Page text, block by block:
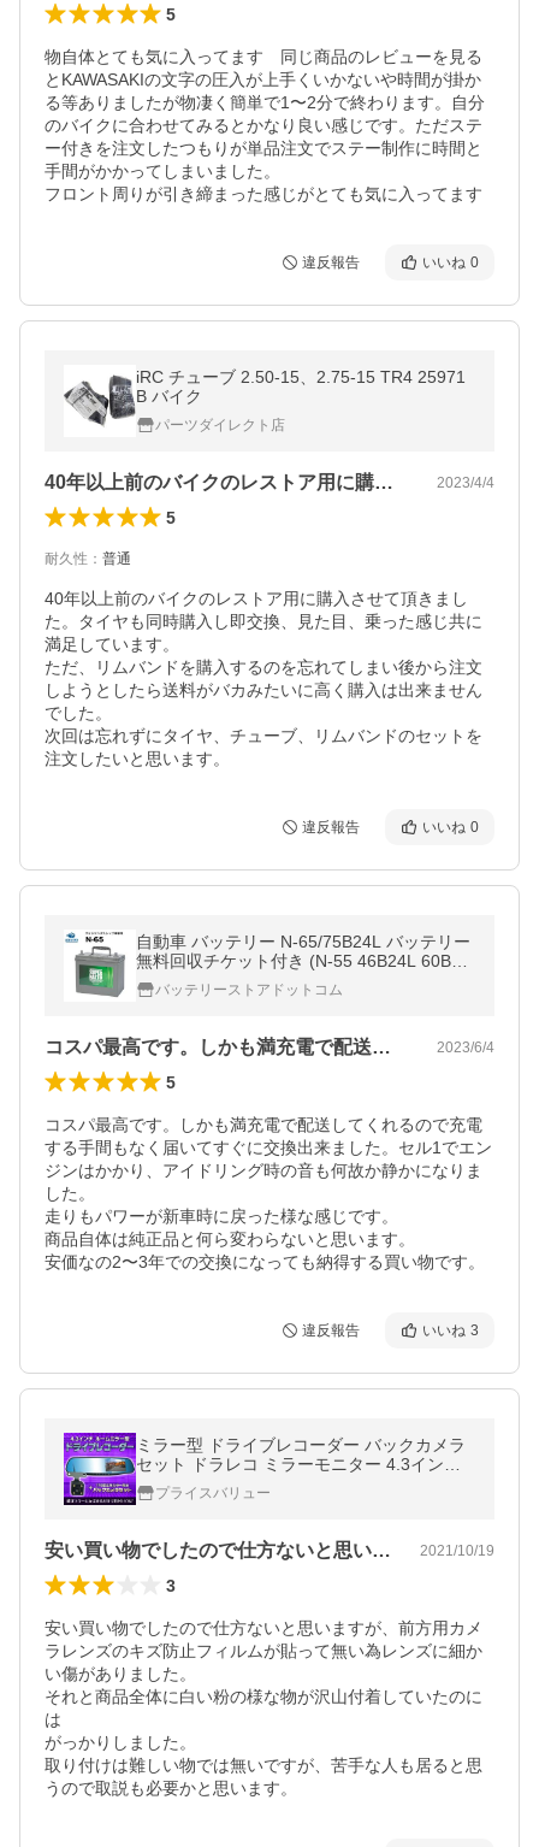
5
物自体とても気に入ってます　同じ商品のレビューを見る
とKAWASAKIの文字の圧入が上手くいかないや時間が掛か
る等ありましたが物凄く簡単で1〜2分で終わります。自分
のバイクに合わせてみるとかなり良い感じです。ただステ
ー付きを注文したつもりが単品注文でステー制作に時間と
手間がかかってしまいました。
フロント周りが引き締まった感じがとても気に入ってます
違反報告 いいね 0
iRC チューブ 2.50-15、2.75-15 TR4 25971
B バイク
パーツダイレクト店
40年以上前のバイクのレストア用に購入… 2023/4/4
5
耐久性 ： 普通
40年以上前のバイクのレストア用に購入させて頂きまし
た。タイヤも同時購入し即交換、見た目、乗った感じ共に
満足しています。
ただ、リムバンドを購入するのを忘れてしまい後から注文
しようとしたら送料がバカみたいに高く購入は出来ません
でした。
次回は忘れずにタイヤ、チューブ、リムバンドのセットを
注文したいと思います。
違反報告 いいね 0
自動車 バッテリー N-65/75B24L バッテリー
無料回収チケット付き (N-55 46B24L 60B24
L 65B24L 75B24L N65 互換) スーパーナッ
ト アイドリングストップ
バッテリーストアドットコム
コスパ最高です。しかも満充電で配送して… 2023/6/4
5
コスパ最高です。しかも満充電で配送してくれるので充電
する手間もなく届いてすぐに交換出来ました。セル1でエン
ジンはかかり、アイドリング時の音も何故か静かになりま
した。
走りもパワーが新車時に戻った様な感じです。
商品自体は純正品と何ら変わらないと思います。
安価なの2〜3年での交換になっても納得する買い物です。
違反報告 いいね 3
ミラー型 ドライブレコーダー バックカメラ
セット ドラレコ ミラーモニター 4.3インチ 1
70°広角 カラー 防水
プライスバリュー
安い買い物でしたので仕方ないと思います… 2021/10/19
3
安い買い物でしたので仕方ないと思いますが、前方用カメ
ラレンズのキズ防止フィルムが貼って無い為レンズに細か
い傷がありました。
それと商品全体に白い粉の様な物が沢山付着していたのに
は
がっかりしました。
取り付けは難しい物では無いですが、苦手な人も居ると思
うので取説も必要かと思います。